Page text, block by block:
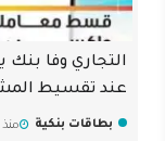
التجاري وفا
عند تقسيط
بطاقات بنكية منذ 1 شهر